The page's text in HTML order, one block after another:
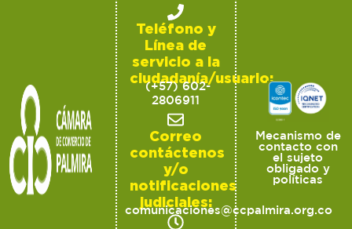
Teléfono y
Línea de
servicio a la
ciudadanía/usuario:
(+57) 602-
2806911
Correo
contáctenos
y/o
notificaciones
judiciales:
comunicaciones@ccpalmira.org.co
Mecanismo de
contacto con
el sujeto
obligado y
políticas